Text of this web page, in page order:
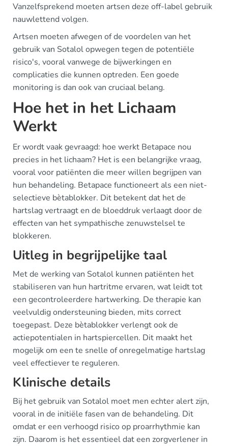
Vanzelfsprekend moeten artsen deze off-label gebruik
nauwlettend volgen.
Artsen moeten afwegen of de voordelen van het
gebruik van Sotalol opwegen tegen de potentiële
risico's, vooral vanwege de bijwerkingen en
complicaties die kunnen optreden. Een goede
monitoring is dan ook van cruciaal belang.
Hoe het in het Lichaam
Werkt
Er wordt vaak gevraagd: hoe werkt Betapace nou
precies in het lichaam? Het is een belangrijke vraag,
vooral voor patiënten die meer willen begrijpen van
hun behandeling. Betapace functioneert als een niet-
selectieve bètablokker. Dit betekent dat het de
hartslag vertraagt en de bloeddruk verlaagt door de
effecten van het sympathische zenuwstelsel te
blokkeren.
Uitleg in begrijpelijke taal
Met de werking van Sotalol kunnen patiënten het
stabiliseren van hun hartritme ervaren, wat leidt tot
een gecontroleerdere hartwerking. De therapie kan
veelvuldig ondersteuning bieden, mits correct
toegepast. Deze bètablokker verlengt ook de
actiepotentialen in hartspiercellen. Dit maakt het
mogelijk om een te snelle of onregelmatige hartslag
veel effectiever te reguleren.
Klinische details
Bij het gebruik van Sotalol moet men echter alert zijn,
vooral in de initiële fasen van de behandeling. Dit
omdat er een verhoogd risico op proarrhythmie kan
zijn. Daarom is het essentieel dat een zorgverlener in